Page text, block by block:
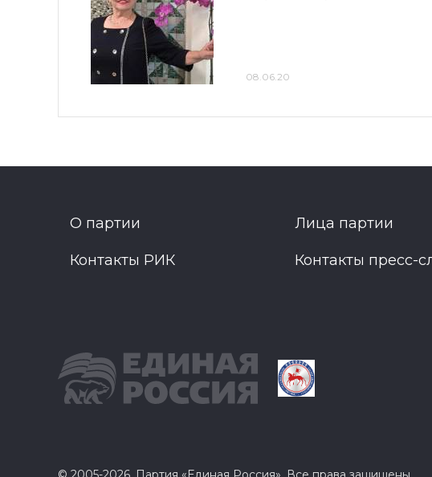
08.06.20
О партии Лица партии
Контакты РИК Контакты пресс-